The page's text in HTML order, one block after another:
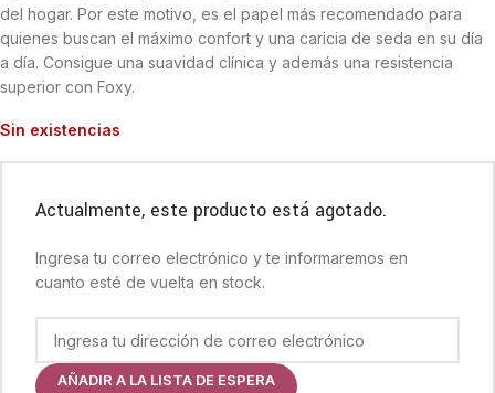
del hogar. Por este motivo, es el papel más recomendado para
quienes buscan el máximo confort y una caricia de seda en su día
a día. Consigue una suavidad clínica y además una resistencia
superior con Foxy.
Sin existencias
Actualmente, este producto está agotado.
Ingresa tu correo electrónico y te informaremos en
cuanto esté de vuelta en stock.
AÑADIR A LA LISTA DE ESPERA